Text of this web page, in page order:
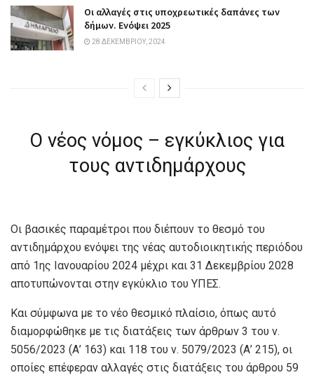
Οι αλλαγές στις υποχρεωτικές δαπάνες των
δήμων. Ενόψει 2025
28 ΔΕΚΕΜΒΡΊΟΥ, 2024
Ο νέος νόμος – εγκύκλιος για
τους αντιδημάρχους
Οι βασικές παραμέτροι που διέπουν το θεσμό του
αντιδημάρχου ενόψει της νέας αυτοδιοικητικής περιόδου
από 1ης Ιανουαρίου 2024 μέχρι και 31 Δεκεμβρίου 2028
αποτυπώνονται στην εγκύκλιο του ΥΠΕΣ.
Και σύμφωνα με το νέο θεσμικό πλαίσιο, όπως αυτό
διαμορφώθηκε με τις διατάξεις των άρθρων 3 του ν.
5056/2023 (Α’ 163) και 118 του ν. 5079/2023 (Α’ 215), οι
οποίες επέφεραν αλλαγές στις διατάξεις του άρθρου 59